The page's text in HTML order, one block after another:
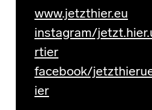
www.jetzthier.eu
instagram/
rtier
facebook/
ier